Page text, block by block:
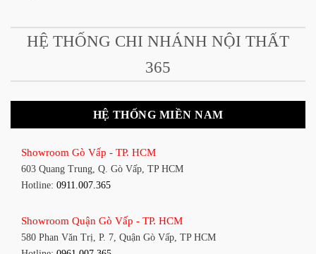
HỆ THỐNG CHI NHÁNH NỘI THẤT
365
HỆ THỐNG MIỀN NAM
Showroom Gò Vấp - TP. HCM
603 Quang Trung, Q. Gò Vấp, TP HCM
Hotline: 0911.007.365
Showroom Quận Gò Vấp - TP. HCM
580 Phan Văn Trị, P. 7, Quận Gò Vấp, TP HCM